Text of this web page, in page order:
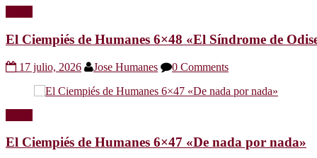
El Ciempiés de Humanes 6×48 «El Síndrome de
17 julio, 2026 Jose Humanes 0 Comments
El Ciempiés de Humanes 6×47 «De nada por nada»